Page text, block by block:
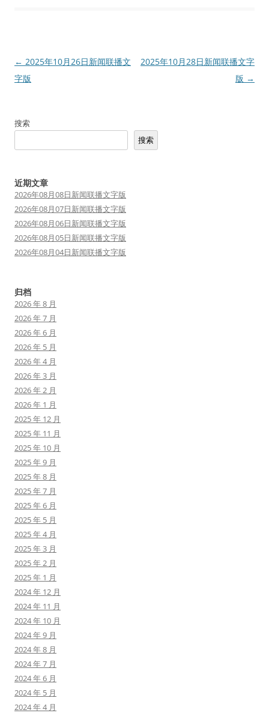
文
章
← 2025年10月26日新闻联播文
字版
2025年10月28日新闻联播文字
版 →
搜索
搜索
近期文章
2026年08月08日新闻联播文字版
2026年08月07日新闻联播文字版
2026年08月06日新闻联播文字版
2026年08月05日新闻联播文字版
2026年08月04日新闻联播文字版
归档
2026 年 8 月
2026 年 7 月
2026 年 6 月
2026 年 5 月
2026 年 4 月
2026 年 3 月
2026 年 2 月
2026 年 1 月
2025 年 12 月
2025 年 11 月
2025 年 10 月
2025 年 9 月
2025 年 8 月
2025 年 7 月
2025 年 6 月
2025 年 5 月
2025 年 4 月
2025 年 3 月
2025 年 2 月
2025 年 1 月
2024 年 12 月
2024 年 11 月
2024 年 10 月
2024 年 9 月
2024 年 8 月
2024 年 7 月
2024 年 6 月
2024 年 5 月
2024 年 4 月